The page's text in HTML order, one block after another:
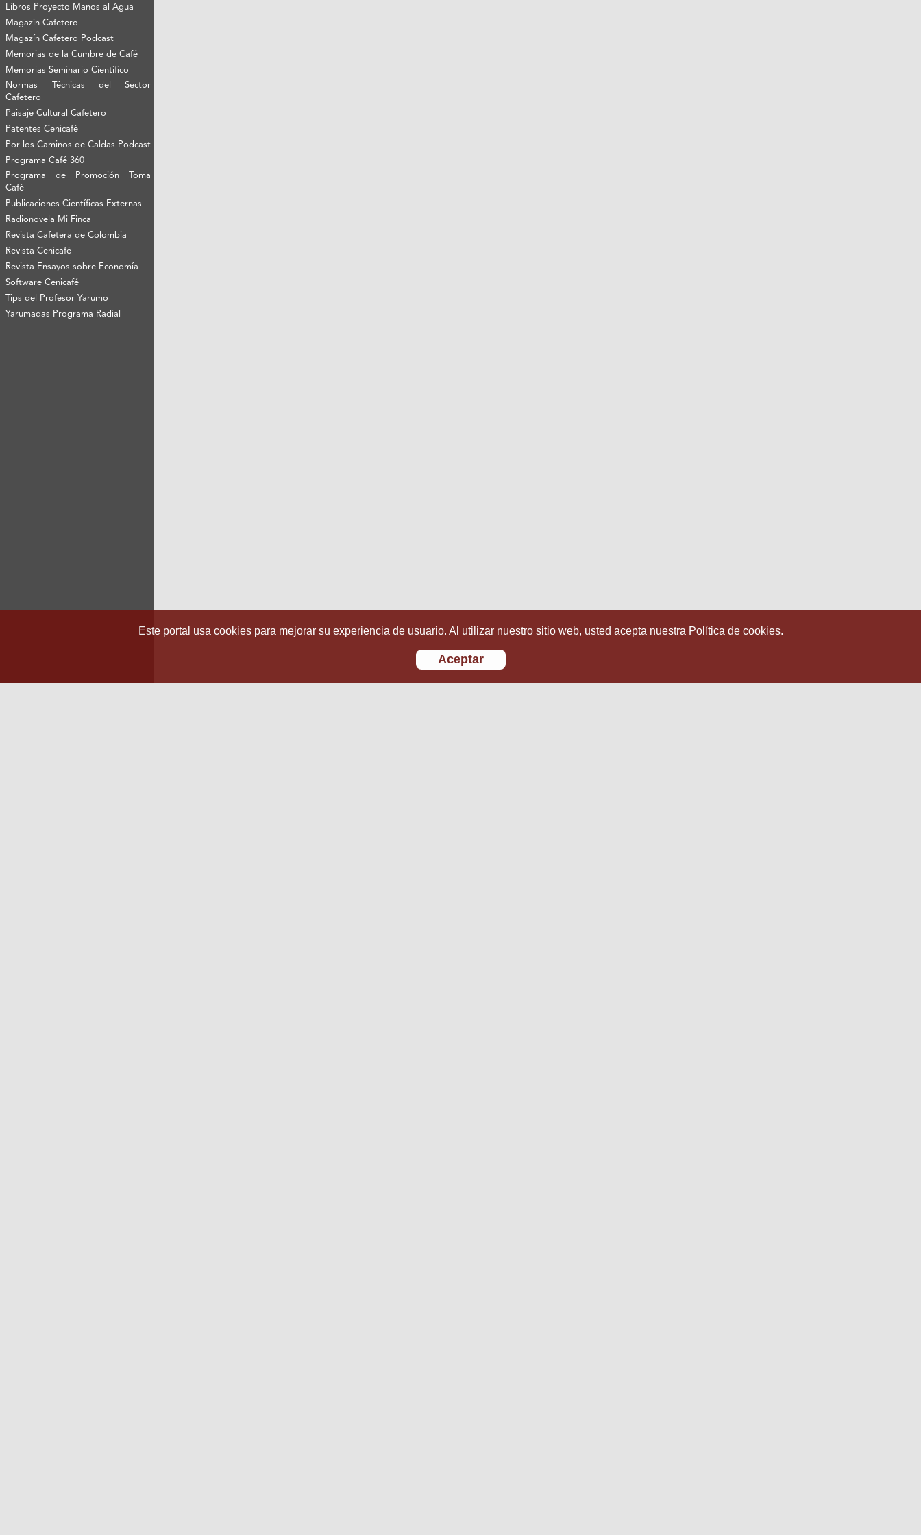
Libros Proyecto Manos al Agua
Magazín Cafetero
Magazín Cafetero Podcast
Memorias de la Cumbre de Café
Memorias Seminario Científico
Normas Técnicas del Sector
Cafetero
Paisaje Cultural Cafetero
Patentes Cenicafé
Por los Caminos de Caldas Podcast
Programa Café 360
Programa de Promoción Toma
Café
Publicaciones Científicas Externas
Radionovela Mi Finca
Revista Cafetera de Colombia
Revista Cenicafé
Revista Ensayos sobre Economía
Software Cenicafé
Tips del Profesor Yarumo
Yarumadas Programa Radial
Este portal usa cookies para mejorar su experiencia de usuario. Al utilizar nuestro sitio web, usted acepta nuestra Política de cookies.
Aceptar